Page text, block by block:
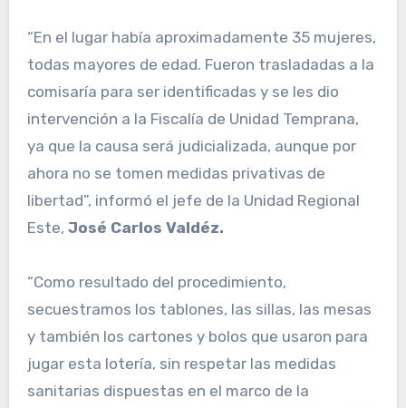
“En el lugar había aproximadamente 35 mujeres,
todas mayores de edad. Fueron trasladadas a la
comisaría para ser identificadas y se les dio
intervención a la Fiscalía de Unidad Temprana,
ya que la causa será judicializada, aunque por
ahora no se tomen medidas privativas de
libertad”, informó el jefe de la Unidad Regional
Este, José Carlos Valdéz.
“Como resultado del procedimiento,
secuestramos los tablones, las sillas, las mesas
y también los cartones y bolos que usaron para
jugar esta lotería, sin respetar las medidas
sanitarias dispuestas en el marco de la